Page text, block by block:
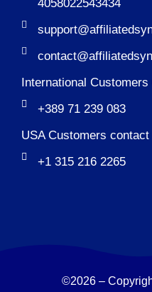
4058022543434
International
+389 71 239 083
USA Customers contact
+1 315 216 2265
©2026 –